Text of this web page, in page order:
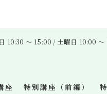
10:30 〜 15:00 / 土曜日 10:00 〜
座 特別講座（前編）